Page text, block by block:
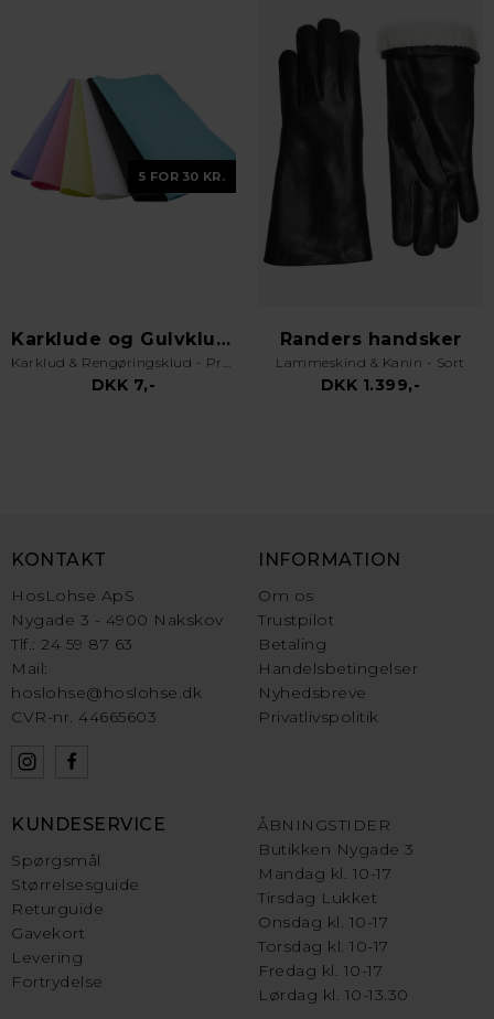
5 FOR 30 KR.
Karklude og Gulvklude
Karklud & Rengøringsklud - Pro Kvalitet - Valgfri Farve
DKK 7,-
Randers handsker
Lammeskind & Kanin - Sort
DKK 1.399,-
KONTAKT
HosLohse ApS
Nygade 3 - 4900 Nakskov
Tlf.: 24 59 87 63
Mail:
hoslohse@hoslohse.dk
CVR-nr. 44665603
INFORMATION
Om os
Trustpilot
Betaling
Handelsbetingelser
Nyhedsbreve
Privatlivspolitik
KUNDESERVICE
Spørgsmål
Størrelsesguide
Returguide
Gavekort
Levering
Fortrydelse
ÅBNINGSTIDER
Butikken Nygade 3
Mandag kl. 10-17
Tirsdag Lukket
Onsdag kl. 10-17
Torsdag kl. 10-17
Fredag kl. 10-17
Lørdag kl. 10-13.30